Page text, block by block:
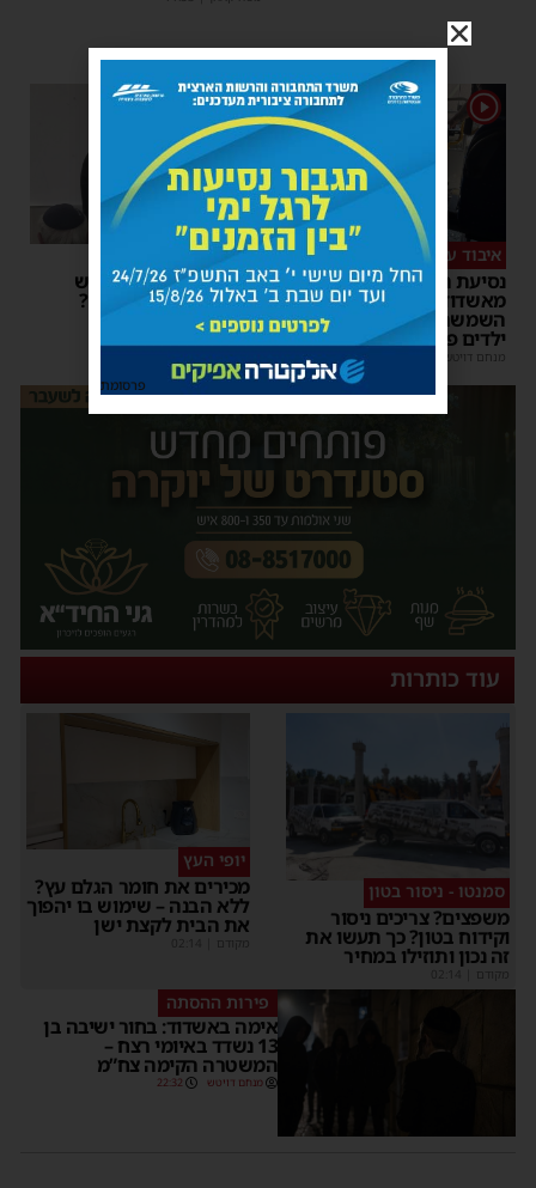
1
איבוד עשתונות
נסיעת האימים באוטובוס
מאשדוד: הנהג ניפץ את
השמשה לעיני הנוסעים –
ילדים פרצו בבכי
מנחם דויטש
1
צפו
על מה שוחחו מ"מ ראש
העיר והחיד"א אברג׳ל?
יוסי יחזקאלי
עוד כותרות
סמנטו - ניסור בטון
משפצים? צריכים ניסור
וקידוח בטון? כך תעשו את
זה נכון ותוזילו במחיר
מקודם
יופי העץ
מכירים את חומר הגלם עץ?
ללא הבנה – שימוש בו יהפוך
את הבית לקצת ישן
מקודם
פירות ההסתה
אימה באשדוד: בחור ישיבה בן
13 נשדד באיומי רצח –
המשטרה הקימה צח”מ
מנחם דויטש 22:32
פרסומת